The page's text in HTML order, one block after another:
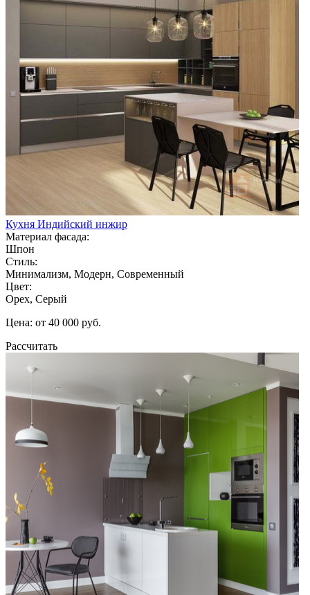
Кухня Индийский инжир
Материал фасада:
Шпон
Стиль:
Минимализм, Модерн, Современный
Цвет:
Орех, Серый
Цена: от 40 000 руб.
Рассчитать